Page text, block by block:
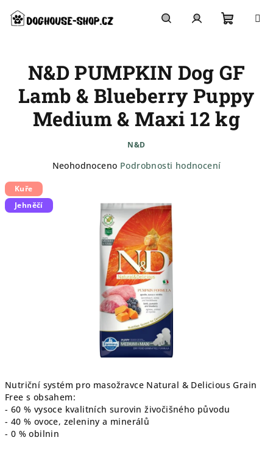
obsah
košík
Nutriční systém pro masožravce Natural & Delicious Grain
Free s obsahem:
- 60 % vysoce kvalitních surovin živočišného původu
- 40 % ovoce, zeleniny a minerálů
- 0 % obilnin
N&D PUMPKIN Dog GF
Lamb & Blueberry Puppy
Medium & Maxi 12 kg
N&D
Průměrné
je
0,0
Neohodnoceno Podrobnosti hodnocení
Kuře
Jehněčí